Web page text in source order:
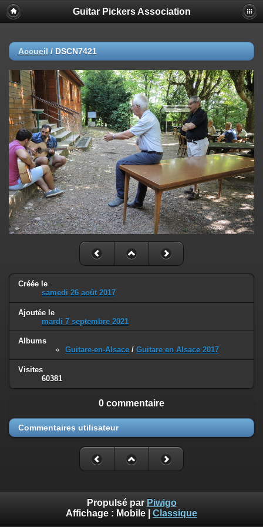
Guitar Pickers Association
Accueil / DSCN7421
Créée le
samedi 26 août 2017
Ajoutée le
mardi 7 septembre 2021
Albums
Guitare-en-Alsace / Guitare en Alsace 2017
Visites
60381
0 commentaire
Commentaires utilisateur
Propulsé par Piwigo
Affichage : Mobile Classique